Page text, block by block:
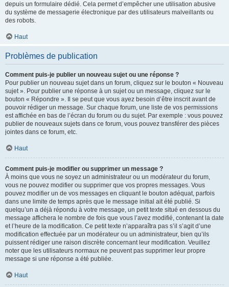
depuis un formulaire dédié. Cela permet d’empêcher une utilisation abusive
du système de messagerie électronique par des utilisateurs malveillants ou
des robots.
Haut
Problèmes de publication
Comment puis-je publier un nouveau sujet ou une réponse ?
Pour publier un nouveau sujet dans un forum, cliquez sur le bouton « Nouveau
sujet ». Pour publier une réponse à un sujet ou un message, cliquez sur le
bouton « Répondre ». Il se peut que vous ayez besoin d’être inscrit avant de
pouvoir rédiger un message. Sur chaque forum, une liste de vos permissions
est affichée en bas de l’écran du forum ou du sujet. Par exemple : vous pouvez
publier de nouveaux sujets dans ce forum, vous pouvez transférer des pièces
jointes dans ce forum, etc.
Haut
Comment puis-je modifier ou supprimer un message ?
À moins que vous ne soyez un administrateur ou un modérateur du forum,
vous ne pouvez modifier ou supprimer que vos propres messages. Vous
pouvez modifier un de vos messages en cliquant le bouton adéquat, parfois
dans une limite de temps après que le message initial ait été publié. Si
quelqu’un a déjà répondu à votre message, un petit texte situé en dessous du
message affichera le nombre de fois que vous l’avez modifié, contenant la date
et l’heure de la modification. Ce petit texte n’apparaîtra pas s’il s’agit d’une
modification effectuée par un modérateur ou un administrateur, bien qu’ils
puissent rédiger une raison discrète concernant leur modification. Veuillez
noter que les utilisateurs normaux ne peuvent pas supprimer leur propre
message si une réponse a été publiée.
Haut